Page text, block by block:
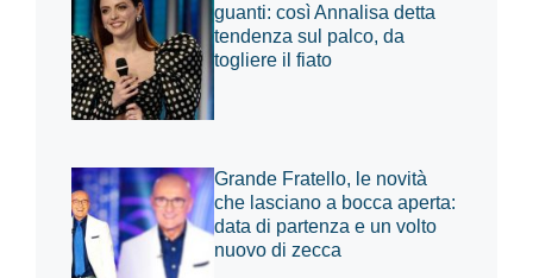
guanti: così Annalisa detta
tendenza sul palco, da
togliere il fiato
Grande Fratello, le novità
che lasciano a bocca aperta:
data di partenza e un volto
nuovo di zecca